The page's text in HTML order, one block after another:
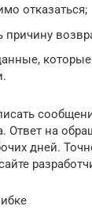
отказаться;
причину
Ответ на
дней.